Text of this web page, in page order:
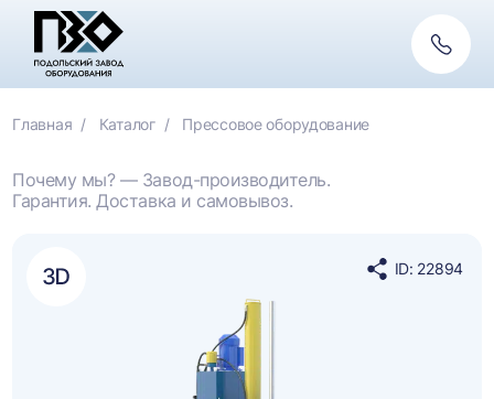
связь
Главная Каталог Прессовое оборудование
Почему мы? — Завод-производитель.
Гарантия. Доставка и самовывоз.
ID: 22894